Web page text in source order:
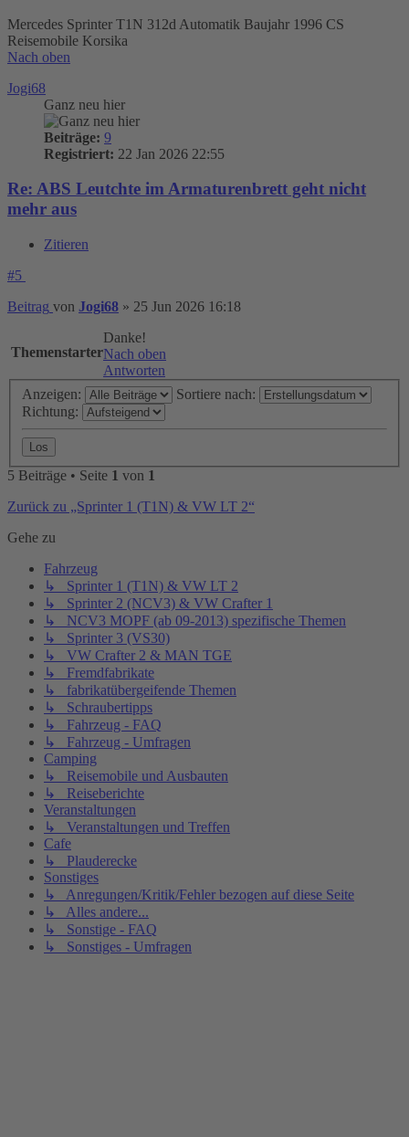
Mercedes Sprinter T1N 312d Automatik Baujahr 1996 CS
Reisemobile Korsika
Nach oben
Jogi68
Ganz neu hier
Beiträge: 9
Registriert: 22 Jan 2026 22:55
Re: ABS Leutchte im Armaturenbrett geht nicht
mehr aus
Zitieren
#5
Beitrag von Jogi68 » 25 Jun 2026 16:18
Themenstarter
Danke!
Nach oben
Antworten
Anzeigen:
Sortiere nach:
Richtung:
5 Beiträge • Seite 1 von 1
Zurück zu „Sprinter 1 (T1N) & VW LT 2“
Gehe zu
Fahrzeug
↳ Sprinter 1 (T1N) & VW LT 2
↳ Sprinter 2 (NCV3) & VW Crafter 1
↳ NCV3 MOPF (ab 09-2013) spezifische Themen
↳ Sprinter 3 (VS30)
↳ VW Crafter 2 & MAN TGE
↳ Fremdfabrikate
↳ fabrikatübergeifende Themen
↳ Schraubertipps
↳ Fahrzeug - FAQ
↳ Fahrzeug - Umfragen
Camping
↳ Reisemobile und Ausbauten
↳ Reiseberichte
Veranstaltungen
↳ Veranstaltungen und Treffen
Cafe
↳ Plauderecke
Sonstiges
↳ Anregungen/Kritik/Fehler bezogen auf diese Seite
↳ Alles andere...
↳ Sonstige - FAQ
↳ Sonstiges - Umfragen